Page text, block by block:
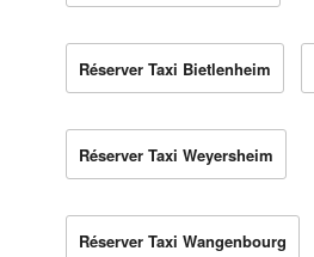
Réserver Taxi Bietlenheim
Réserver Taxi Weyersheim
Réserver Taxi Wangenbourg